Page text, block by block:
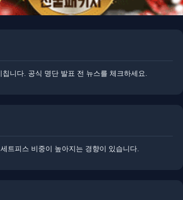
니다. 공식 명단 발표 전 뉴스를 체크하세요.
트피스 비중이 높아지는 경향이 있습니다.